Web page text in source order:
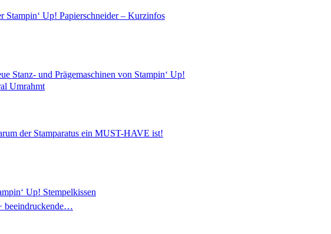
Stampin‘ Up! Papierschneider – Kurzinfos
Stanz- und Prägemaschinen von Stampin‘ Up!
der Stamparatus ein MUST-HAVE ist!
Up! Stempelkissen
Umrahmt
beeindruckende…